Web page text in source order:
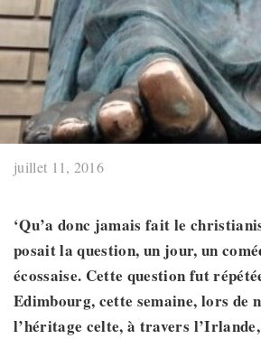
juillet 11, 2016
‘Qu’a donc jamais fait le
posaitla question, un jour, un
écossaise. Cette question fut
Edimbourg, cette semaine, lors de
l’héritage celte, à travers l’Irlande,